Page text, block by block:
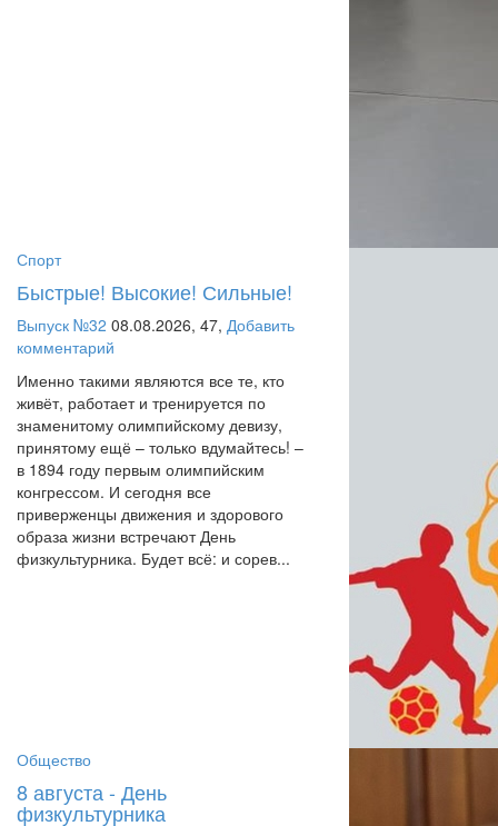
Спорт
Быстрые! Высокие! Сильные!
Выпуск №32 08.08.2026, 47, Добавить
комментарий
Именно такими являются все те, кто
живёт, работает и тренируется по
знаменитому олимпийскому девизу,
принятому ещё – только вдумайтесь! –
в 1894 году первым олимпийским
конгрессом. И сегодня все
приверженцы движения и здорового
образа жизни встречают День
физкультурника. Будет всё: и сорев...
Общество
8 августа - День
физкультурника